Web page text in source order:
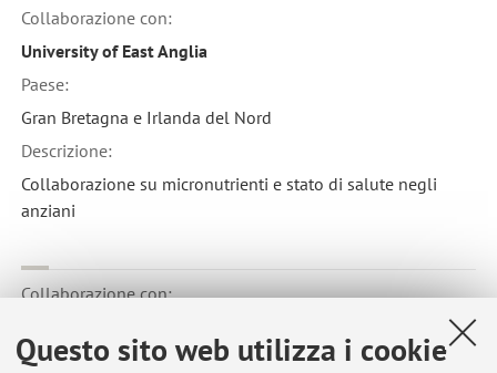
Questo sito web utilizza i cookie
Collaborazione con:
University of East Anglia
Paese:
Gran Bretagna e Irlanda del Nord
Descrizione:
Collaborazione su micronutrienti e stato di salute negli
anziani
Collaborazione con:
Paese: